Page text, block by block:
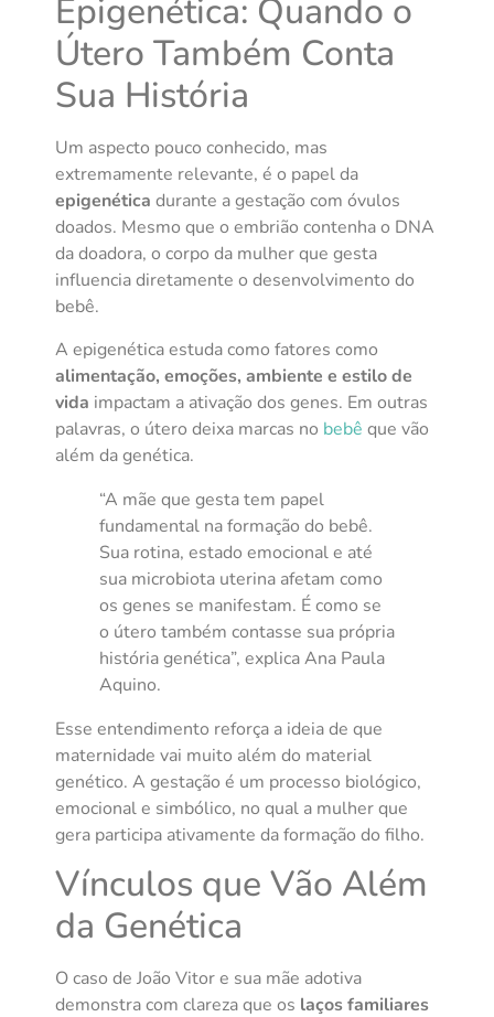
Epigenética: Quando o
Útero Também Conta
Sua História
Um aspecto pouco conhecido, mas
extremamente relevante, é o papel da
epigenética durante a gestação com óvulos
doados. Mesmo que o embrião contenha o DNA
da doadora, o corpo da mulher que gesta
influencia diretamente o desenvolvimento do
bebê.
A epigenética estuda como fatores como
alimentação, emoções, ambiente e estilo de
vida impactam a ativação dos genes. Em outras
palavras, o útero deixa marcas no bebê que vão
além da genética.
“A mãe que gesta tem papel
fundamental na formação do bebê.
Sua rotina, estado emocional e até
sua microbiota uterina afetam como
os genes se manifestam. É como se
o útero também contasse sua própria
história genética”, explica Ana Paula
Aquino.
Esse entendimento reforça a ideia de que
maternidade vai muito além do material
genético. A gestação é um processo biológico,
emocional e simbólico, no qual a mulher que
gera participa ativamente da formação do filho.
Vínculos que Vão Além
da Genética
O caso de João Vitor e sua mãe adotiva
demonstra com clareza que os laços familiares